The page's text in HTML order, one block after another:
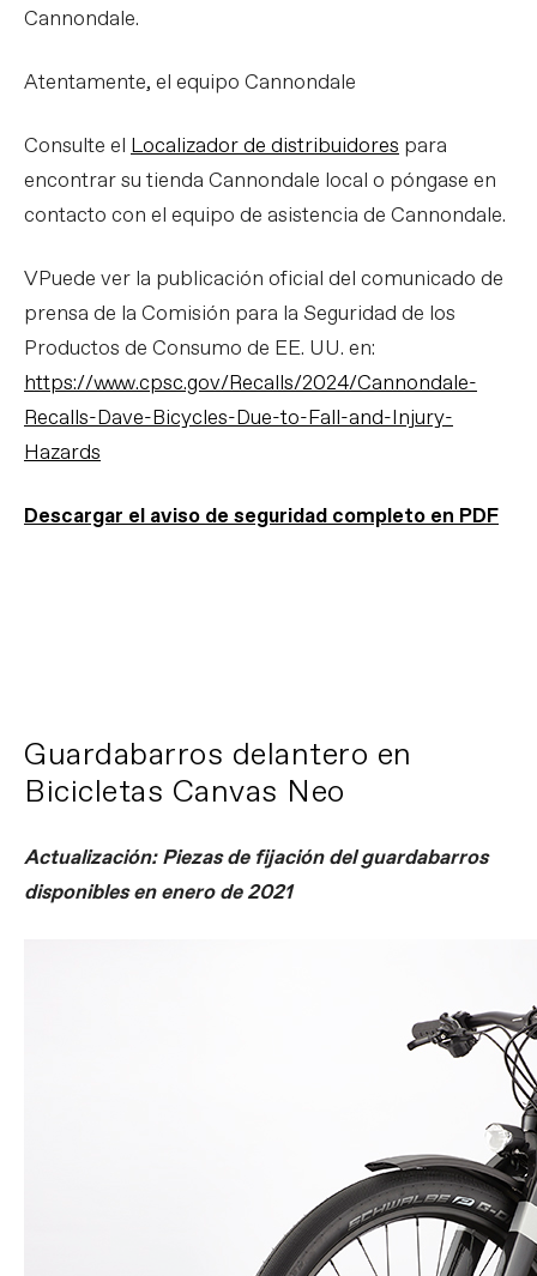
Cannondale.
Atentamente, el equipo Cannondale
Consulte el Localizador de distribuidores para
encontrar su tienda Cannondale local o póngase en
contacto con el equipo de asistencia de Cannondale.
VPuede ver la publicación oficial del comunicado de
prensa de la Comisión para la Seguridad de los
Productos de Consumo de EE. UU. en:
https://www.cpsc.gov/Recalls/2024/Cannondale-
Recalls-Dave-Bicycles-Due-to-Fall-and-Injury-
Hazards
Descargar el aviso de seguridad completo en PDF
Guardabarros delantero en
Bicicletas Canvas Neo
Actualización: Piezas de fijación del guardabarros
disponibles en enero de 2021